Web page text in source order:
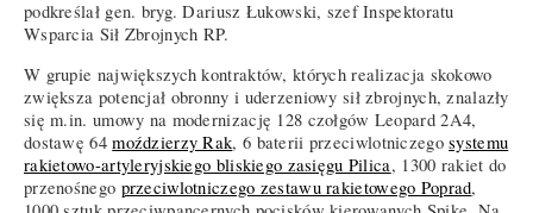
podkreślał gen. bryg. Dariusz Łukowski, szef Inspektoratu
Wsparcia Sił Zbrojnych RP.
W grupie największych kontraktów, których realizacja skokowo
zwiększa potencjał obronny i uderzeniowy sił zbrojnych, znalazły
się m.in. umowy na modernizację 128 czołgów Leopard 2A4,
dostawę 64moździerzy Rak, 6 baterii przeciwlotniczegosystemu
rakietowo-artyleryjskiego bliskiego zasięgu Pilica, 1300 rakiet do
przenośnego przeciwlotniczego zestawu rakietowego Poprad,